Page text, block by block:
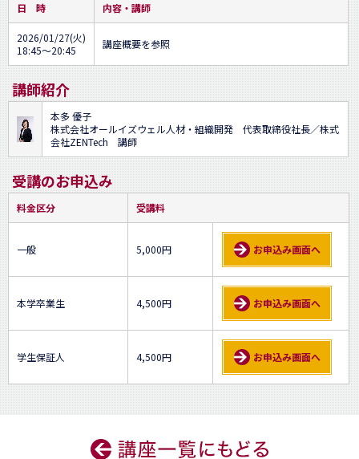
日 時 内容・講師
2026/01/27(火)
18:45～20:45
講座概要を参照
講師紹介
本多 優子
株式会社オールイズウェル人材・組織開発 代表取締役社長／株式
会社ZENTech 講師
受講のお申込み
料金区分 受講料
一般 5,000円 お申込み画面へ
本学卒業生 4,500円 お申込み画面へ
学生保証人 4,500円 お申込み画面へ